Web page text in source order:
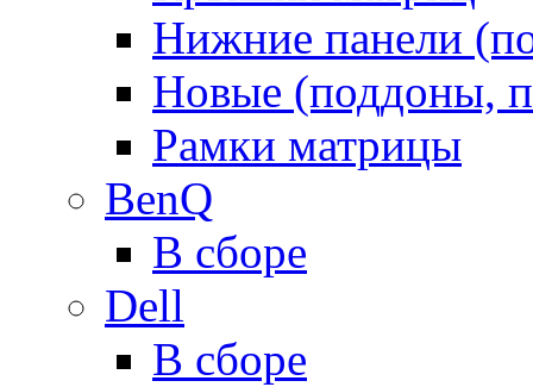
Нижние панели
Новые (поддоны,
Рамки матрицы
BenQ
В сборе
Dell
В сборе